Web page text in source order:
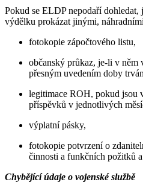
Pokud se ELDP nepodaří
výdělku prokázat jinými,
fotokopie zápočtového listu,
občanský průkaz, je-li v něm
přesným uvedením doby
legitimace ROH, pokud jsou
příspěvků v jednotlivých
výplatní pásky,
fotokopie potvrzení o
činnosti a funkčních požitků
Chybějící údaje o vojenské službě